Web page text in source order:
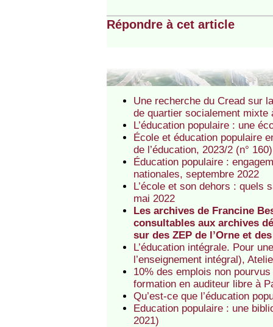
Répondre à cet article
Une recherche du Cread sur
de quartier socialement mixte
L’éducation populaire : une
École et éducation populaire
de l’éducation, 2023/2 (n° 160)
Éducation populaire :
nationales, septembre 2022
L’école et son dehors : quels
mai 2022
Les archives de Francine
consultables aux archives
sur des ZEP de l’Orne et
L’éducation intégrale. Pour
l’enseignement intégral),
10% des emplois non
formation en auditeur libre à
Qu’est-ce que l’éducation
Education populaire : une
2021)